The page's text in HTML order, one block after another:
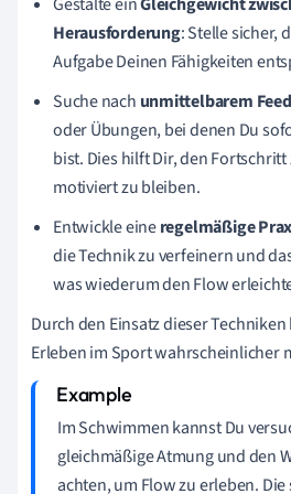
Herausforderung: Stelle sicher,
Aufgabe Deinen Fähigkeiten
Suche nach unmittelbarem
oder Übungen, bei denen Du
bist. Dies hilft Dir, den
motiviert zu bleiben.
Entwickle eineregelmäßige
die Technik zu verfeinern und
was wiederum den Flow
Durch den Einsatz dieser
Erleben im Sport wahrscheinlicher
Im Schwimmen kannst Du
gleichmäßige Atmung und den
achten, um Flow zu erleben.